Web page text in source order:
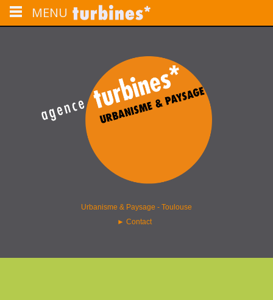
agence turbines – paysage &
urbanisme – Toulouse
Urbanisme & Paysage - Toulouse
► Contact
MENU